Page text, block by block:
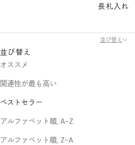
長札入れ
並び替え
並び替え
オススメ
関連性が最も高い
ベストセラー
アルファベット順, A-Z
アルファベット順, Z-A